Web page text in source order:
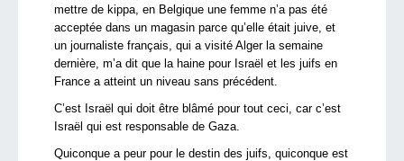
mettre de kippa, en Belgique une femme n’a pas été
acceptée dans un magasin parce qu’elle était juive, et
un journaliste français, qui a visité Alger la semaine
dernière, m’a dit que la haine pour Israël et les juifs en
France a atteint un niveau sans précédent.
C’est Israël qui doit être blâmé pour tout ceci, car c’est
Israël qui est responsable de Gaza.
Quiconque a peur pour le destin des juifs, quiconque est